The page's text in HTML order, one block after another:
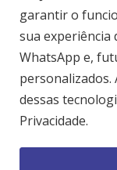
Jornal Folha da
Quem Somos
garantir o
sua experiência
WhatsApp e,
personalizados.
dessas
Privacidade.